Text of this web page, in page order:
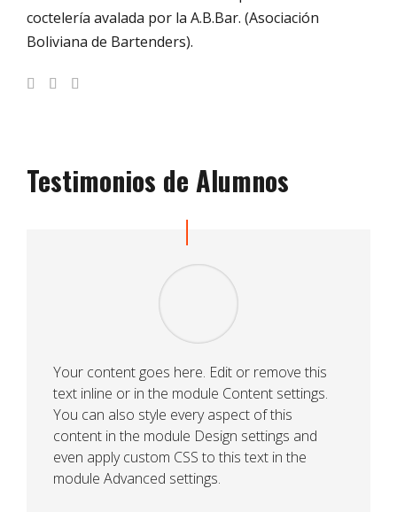
coctelería avalada por la A.B.Bar. (Asociación
Boliviana de Bartenders).
Testimonios de Alumnos
Your content goes here. Edit or remove this
text inline or in the module Content settings.
You can also style every aspect of this
content in the module Design settings and
even apply custom CSS to this text in the
module Advanced settings.